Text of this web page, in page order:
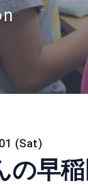
(Sat)
の早